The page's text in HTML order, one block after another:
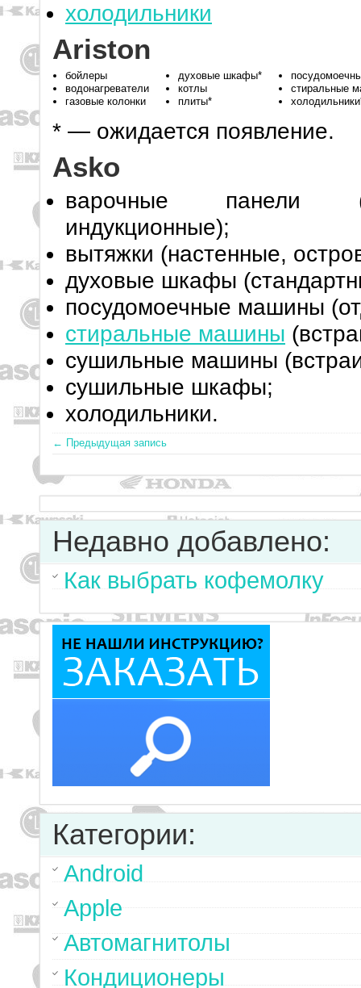
холодильники
Ariston
бойлеры
водонагреватели
газовые колонки
духовые шкафы*
котлы
плиты*
стиральные
* — ожидается появление.
Asko
варочные панели
индукционные);
вытяжки (настенные,
духовые шкафы
посудомоечные машины
стиральные машины
сушильные машины
сушильные шкафы;
холодильники.
← Предыдущая запись
Недавно добавлено:
Как выбрать кофемолку
Категории:
Android
Apple
Автомагнитолы
Кондиционеры